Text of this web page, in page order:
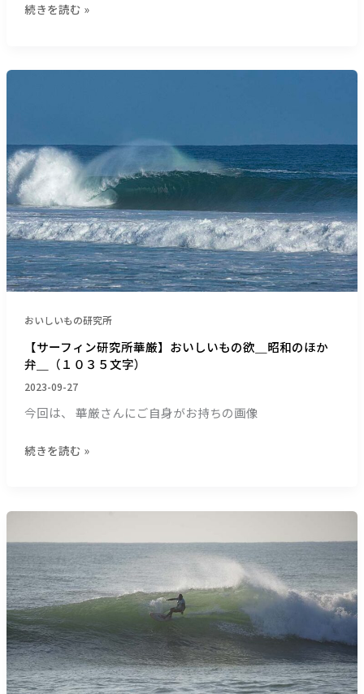
い
も
１
８
８
文
字）
続きを読む »
おいしいもの研究所
【サーフィン研究所華厳】おいしいもの欲＿昭和のほか
弁＿（１０３５文字）
2023-09-27
今回は、 華厳さんにご自身がお持ちの画像
ン
研
究
所
華
厳】
お
い
い
も
の
＿
昭
の
弁
（１
０
３
５
文
字）
続きを読む »
フ
ィ
ン
研
究
所】
秋
雨